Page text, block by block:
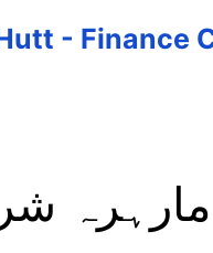
- Finance
مارہرہ